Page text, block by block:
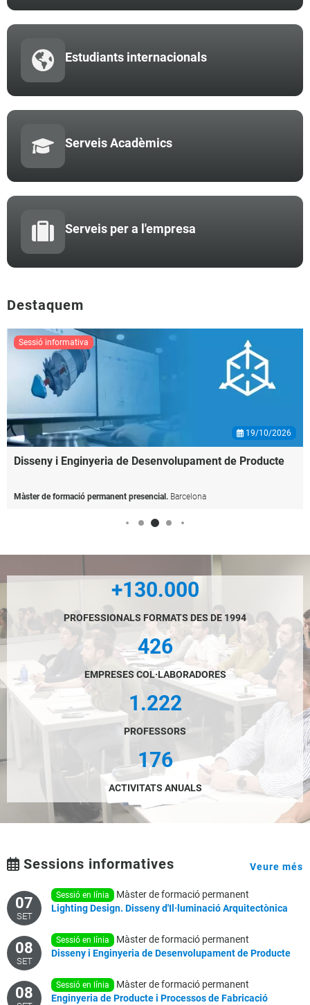
Estudiants internacionals
Serveis Acadèmics
Serveis per a l'empresa
Destaquem
19/10/2026
sessió informativa
Disseny i Enginyeria de Desenvolupament de Producte
Màster de formació permanent presencial. Barcelona
+130.000
PROFESSIONALS FORMATS DES DE 1994
426
EMPRESES COL·LABORADORES
1.222
PROFESSORS
176
ACTIVITATS ANUALS
Sessions informatives Veure més
07
SET
sessió en línia
Màster de formació permanent
LightingDesign. Dissenyd'Il·luminacióArquitectònica
08
SET
sessió en línia
Màster de formació permanent
Dissenyi Enginyeria deDesenvolupamentdeProducte
08 sessió en línia
Màster de formació permanent
Enginyeria deProductei ProcessosdeFabricació